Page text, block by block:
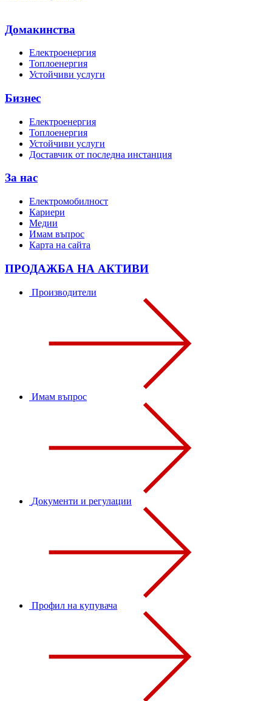
Домакинства
Електроенергия
Топлоенергия
Устойчиви услуги
Бизнес
Електроенергия
Топлоенергия
Устойчиви услуги
Доставчик от последна инстанция
За нас
Електромобилност
Кариери
Медии
Имам въпрос
Карта на сайта
ПРОДАЖБА НА АКТИВИ
Производители
Имам въпрос
Документи и регулации
Профил на купувача